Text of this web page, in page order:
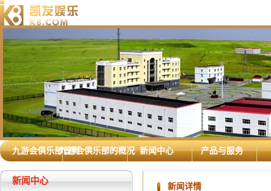
九游会俱乐部首页九游会俱乐部的概况 新闻中心 产品与服务
新闻中心
新闻详情